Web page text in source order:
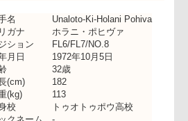
カズ
温泉旅行
トップリーグベスト4に入れるよう頑張り
ます。